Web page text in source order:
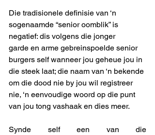
Die tradisionele definisie van ‘n
sogenaamde “senior oomblik” is
negatief: dis volgens die jonger
garde en arme gebreinspoelde senior
burgers self wanneer jou geheue jou in
die steek laat; die naam van ‘n bekende
om die dood nie by jou wil registreer
nie, ‘n eenvoudige woord op die punt
van jou tong vashaak en dies meer.
Synde self een van die